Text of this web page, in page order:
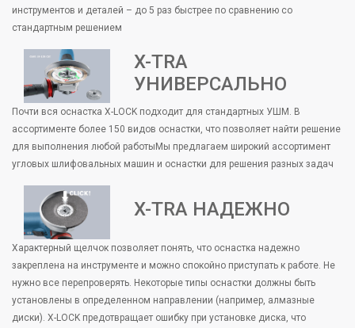
инструментов и деталей – до 5 раз быстрее по сравнению со
стандартным решением
X-TRA
УНИВЕРСАЛЬНО
Почти вся оснастка X-LOCK подходит для стандартных УШМ. В
ассортименте более 150 видов оснастки, что позволяет найти решение
для выполнения любой работыМы предлагаем широкий ассортимент
угловых шлифовальных машин и оснастки для решения разных задач
X-TRA НАДЕЖНО
Характерный щелчок позволяет понять, что оснастка надежно
закреплена на инструменте и можно спокойно приступать к работе. Не
нужно все перепроверять. Некоторые типы оснастки должны быть
установлены в определенном направлении (например, алмазные
диски). X-LOCK предотвращает ошибку при установке диска, что